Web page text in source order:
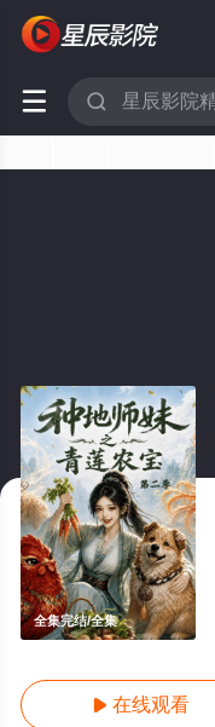
 
全集完结/全集
 在线观看